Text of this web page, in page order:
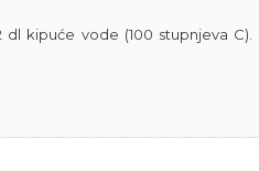
kipuće vode (100 stupnjeva